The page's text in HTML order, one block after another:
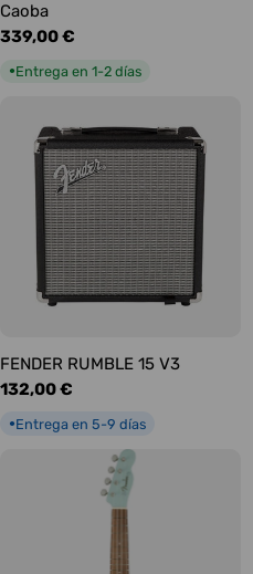
Caoba
Precio
339,00 €
●Entrega en 1-2 días
FENDER RUMBLE 15 V3
Precio
132,00 €
●Entrega en 5-9 días